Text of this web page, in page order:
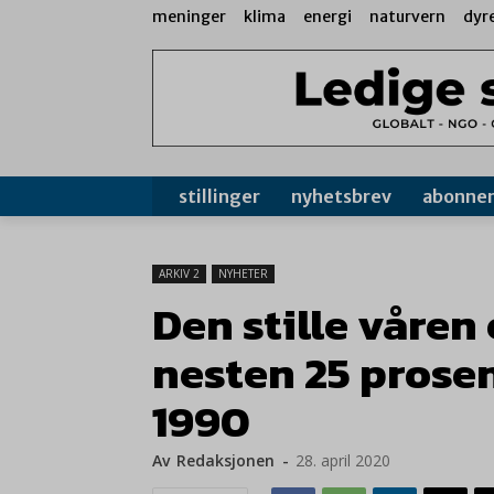
meninger klima energi naturvern
stillinger nyhetsbrev
ARKIV 2 NYHETER
Den stille
nesten 25
1990
Av Redaksjonen - 28. april 2020